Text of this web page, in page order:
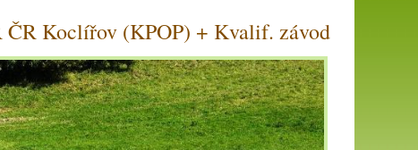
ČR Koclířov (KPOP) + Kvalif. závod